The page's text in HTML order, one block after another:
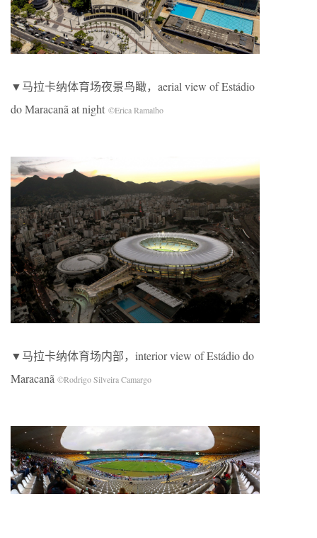
▼马拉卡纳体育场夜景鸟瞰，aerial view of Estádio
do Maracanã at night ©Erica Ramalho
▼马拉卡纳体育场内部，interior view of Estádio do
Maracanã ©Rodrigo Silveira Camargo